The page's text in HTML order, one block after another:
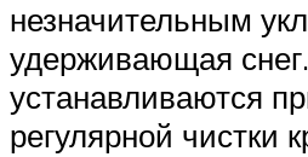
незначительным
удерживающая
устанавливаются
регулярной чистки